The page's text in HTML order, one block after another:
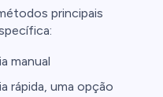
principais
manual
rápida, uma opção